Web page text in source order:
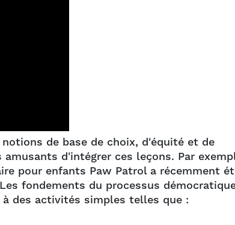
de base de choix, d'équité et de
d'intégrer ces leçons. Par
pour enfants Paw Patrol a récemment
fondements du processus
des activités simples telles que :